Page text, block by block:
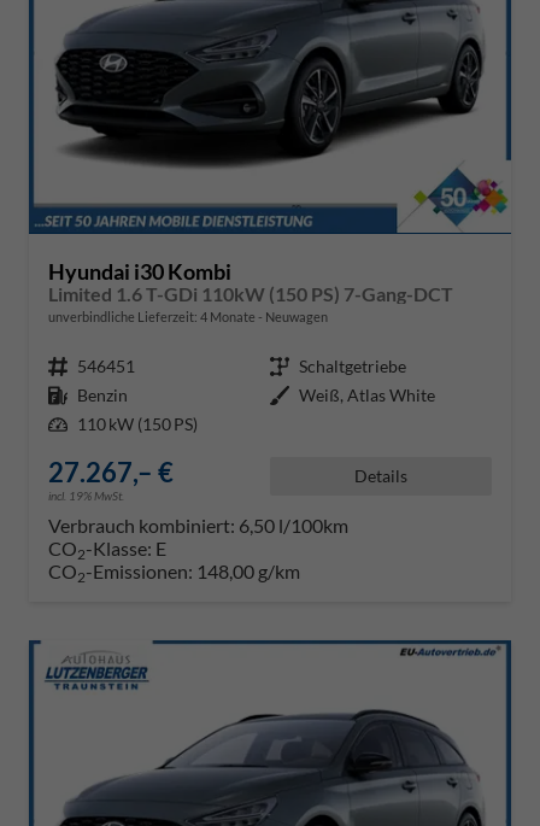
Hyundai i30 Kombi
Limited 1.6 T-GDi 110kW (150 PS) 7-Gang-DCT
unverbindliche Lieferzeit: 4 Monate Neuwagen
Fahrzeugnr. 546451 Getriebe Schaltgetriebe
Kraftstoff Benzin Außenfarbe Weiß, Atlas White
Leistung 110 kW (150 PS)
27.267,– €
incl. 19% MwSt.
Details
Verbrauch kombiniert: 6,50 l/100km
CO2-Klasse: E
CO2-Emissionen: 148,00 g/km